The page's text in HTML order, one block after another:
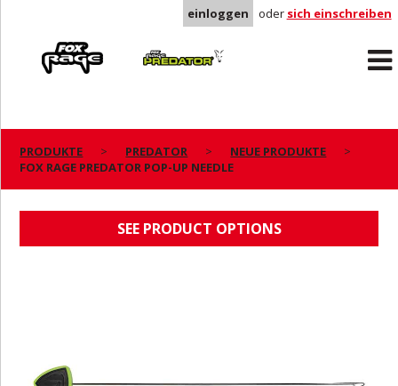
einloggen oder sich einschreiben
Predator
PRODUKTE PREDATOR
NEUE PRODUKTE
FOX RAGE PREDATOR POP-UP NEEDLE
SEE PRODUCT OPTIONS